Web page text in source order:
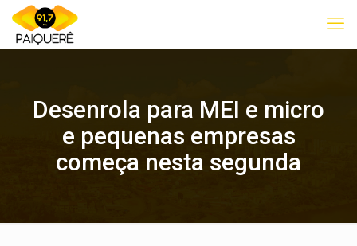
Desenrola para MEI e micro
e pequenas empresas
começa nesta segunda